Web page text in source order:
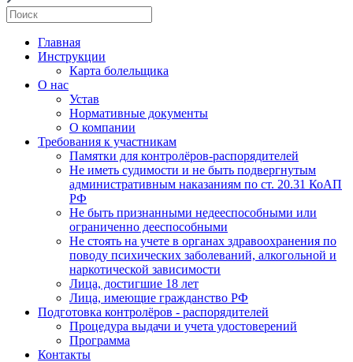
Главная
Инструкции
Карта болельщика
О нас
Устав
Нормативные документы
О компании
Требования к участникам
Памятки для контролёров-распорядителей
Не иметь судимости и не быть подвергнутым
административным наказаниям по ст. 20.31 КоАП
РФ
Не быть признанными недееспособными или
ограниченно дееспособными
Не стоять на учете в органах здравоохранения по
поводу психических заболеваний, алкогольной и
наркотической зависимости
Лица, достигшие 18 лет
Лица, имеющие гражданство РФ
Подготовка контролёров - распорядителей
Процедура выдачи и учета удостоверений
Программа
Контакты